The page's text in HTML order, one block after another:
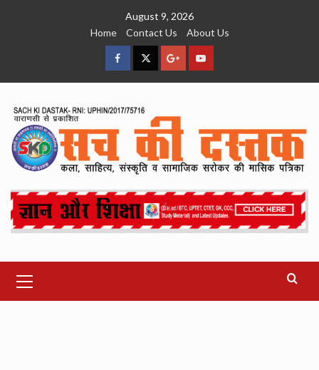
August 9, 2026
Home
Contact Us About Us
facebookTwitterGoogleYouTube
Menu